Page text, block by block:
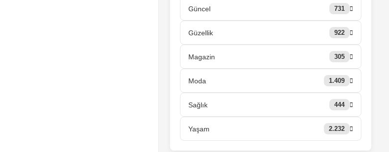
Güncel 731
Güzellik 922
Magazin 305
Moda 1.409
Sağlık 444
Yaşam 2.232